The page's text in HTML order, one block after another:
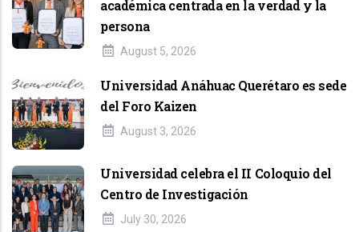
académica centrada en la verdad y la
persona
August 5, 2026
Universidad Anáhuac Querétaro es sede
del Foro Kaizen
August 3, 2026
Universidad celebra el II Coloquio del
Centro de Investigación
July 30, 2026